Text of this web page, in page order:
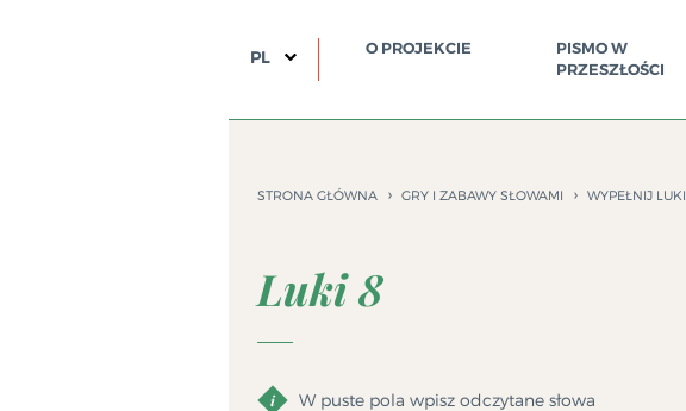
PL O PROJEKCIE
PISMO W
PRZESZŁOŚCI
STRONA GŁÓWNA GRY I ZABAWY SŁOWAMI WYPEŁNIJ LUKI
Luki 8
W puste pola wpisz odczytane słowa